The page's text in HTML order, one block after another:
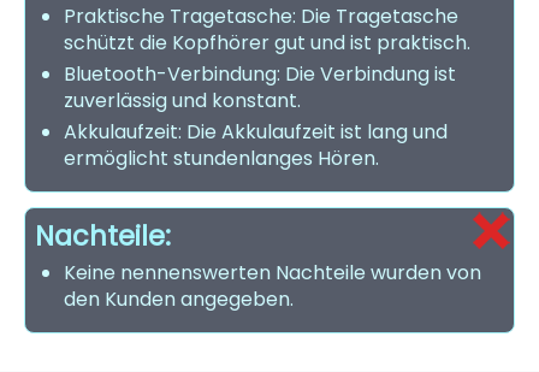
Praktische Tragetasche: Die Tragetasche
schützt die Kopfhörer gut und ist praktisch.
Bluetooth-Verbindung: Die Verbindung ist
zuverlässig und konstant.
Akkulaufzeit: Die Akkulaufzeit ist lang und
ermöglicht stundenlanges Hören.
Nachteile:
Keine nennenswerten Nachteile wurden von
den Kunden angegeben.